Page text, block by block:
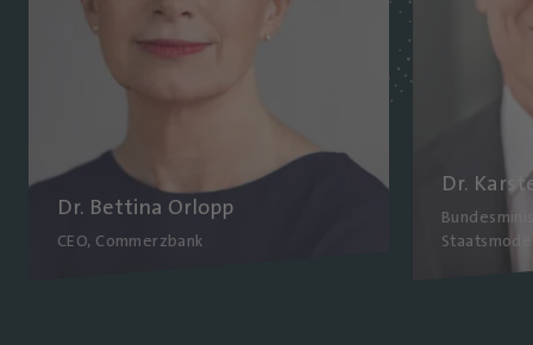
Dr. Bettina Orlopp
CEO, Commerzbank
Dr.